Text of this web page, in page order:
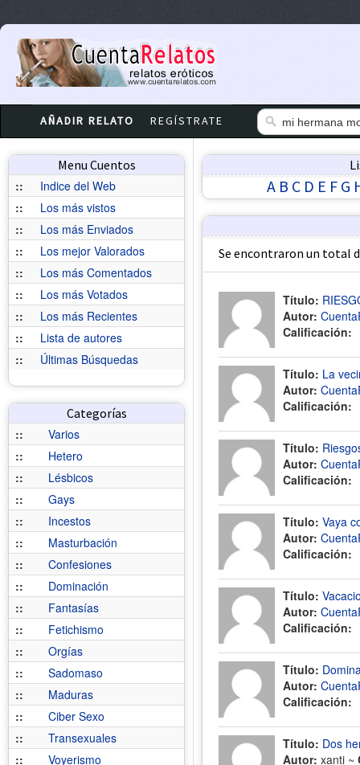
AÑADIR RELATO REGÍSTRATE
Menu Cuentos
::
Indice del Web
::
Los más vistos
::
Los más Enviados
::
Los mejor Valorados
::
Los más Comentados
::
Los más Votados
::
Los más Recientes
::
Lista de autores
::
Últimas Búsquedas
Categorías
::
Varios
::
Hetero
::
Lésbicos
::
Gays
::
Incestos
::
Masturbación
::
Confesiones
::
Dominación
::
Fantasías
::
Fetichismo
::
Orgías
::
Sadomaso
::
Maduras
::
Ciber Sexo
::
Transexuales
::
Voyerismo
A B C D E F G
Se encontraron un total
Título:
Autor:
Calificación:
Título: La
Autor:
Calificación:
Título:
Autor:
Calificación:
Título: Vaya
Autor:
Calificación:
Título:
Autor:
Calificación:
Título:
Autor:
Calificación:
Título: Dos
Autor: xanti ~